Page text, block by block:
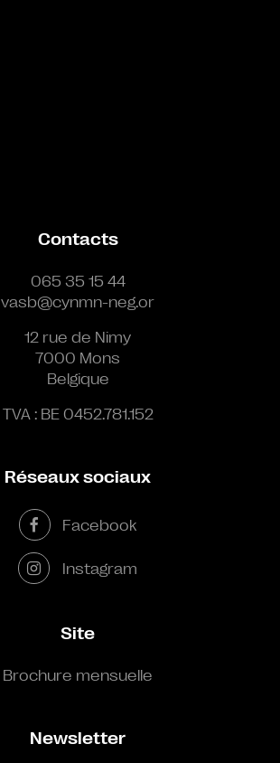
Contacts
065 35 15 44
vasb@cynmn-neg.or
12 rue de Nimy
7000 Mons
Belgique
TVA : BE 0452.781.152
Réseaux sociaux
Facebook
Instagram
Site
Brochure mensuelle
Newsletter